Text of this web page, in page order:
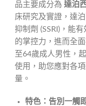
品主要成分為 達泊
床研究及實證，達
抑制劑 (SSRI)，能
的掌控力，進而全
至64歲成人男性，
使用，助您應對各
量。
特色：告別一觸